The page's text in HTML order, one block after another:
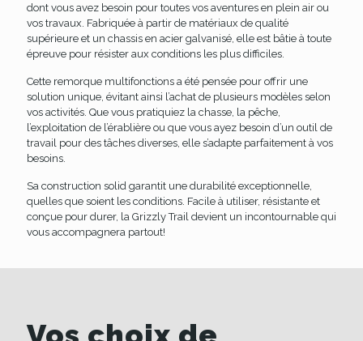
dont vous avez besoin pour toutes vos aventures en plein air ou
vos travaux. Fabriquée à partir de matériaux de qualité
supérieure et un chassis en acier galvanisé, elle est bâtie à toute
épreuve pour résister aux conditions les plus difficiles.
Cette remorque multifonctions a été pensée pour offrir une
solution unique, évitant ainsi l’achat de plusieurs modèles selon
vos activités. Que vous pratiquiez la chasse, la pêche,
l’exploitation de l’érablière ou que vous ayez besoin d’un outil de
travail pour des tâches diverses, elle s’adapte parfaitement à vos
besoins.
Sa construction solid garantit une durabilité exceptionnelle,
quelles que soient les conditions. Facile à utiliser, résistante et
conçue pour durer, la Grizzly Trail devient un incontournable qui
vous accompagnera partout!